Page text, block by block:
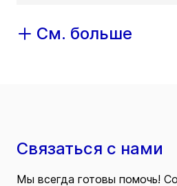
См. больше
Связаться с нами
Мы всегда готовы помочь!